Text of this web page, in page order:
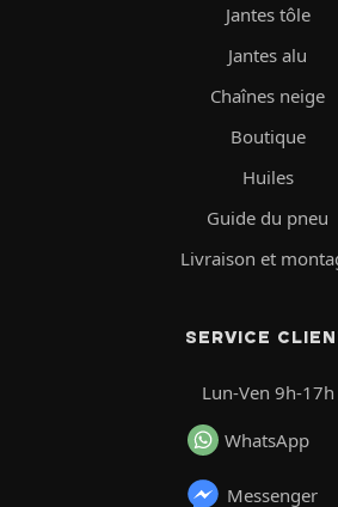
Jantes tôle
Jantes alu
Chaînes neige
Boutique
Huiles
Guide du pneu
Livraison et
SERVICE
Lun-Ven 9h-17h
WhatsApp
Messenger